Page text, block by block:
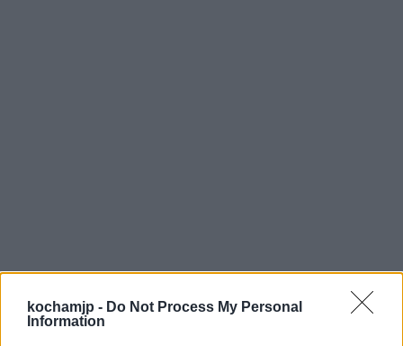
kochamjp - Do Not Process My Personal
Information